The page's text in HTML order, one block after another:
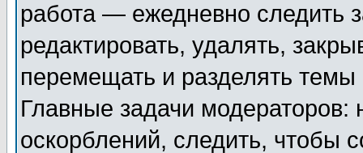
работа — ежедневно следить
редактировать, удалять,
перемещать и разделять
Главные задачи
оскорблений, следить, чтобы